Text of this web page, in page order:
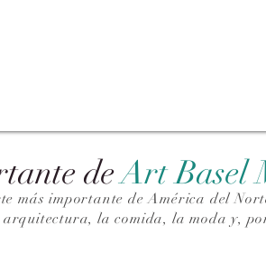
deArt Basel
más importante de América del
la comida, la moda y,